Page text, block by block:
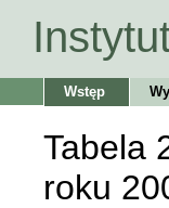
Wstęp
Tabela
roku